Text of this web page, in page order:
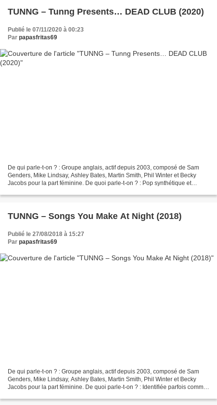
TUNNG – Tunng Presents… DEAD CLUB (2020)
Publié le 07/11/2020 à 00:23
Par papasfritas69
De qui parle-t-on ? : Groupe anglais, actif depuis 2003, composé de Sam
Genders, Mike Lindsay, Ashley Bates, Martin Smith, Phil Winter et Becky
Jacobs pour la part féminine. De quoi parle-t-on ? : Pop synthétique et
TUNNG – Songs You Make At Night (2018)
Publié le 27/08/2018 à 15:27
Par papasfritas69
De qui parle-t-on ? : Groupe anglais, actif depuis 2003, composé de Sam
Genders, Mike Lindsay, Ashley Bates, Martin Smith, Phil Winter et Becky
Jacobs pour la part féminine. De quoi parle-t-on ? : Identifiée parfois comme